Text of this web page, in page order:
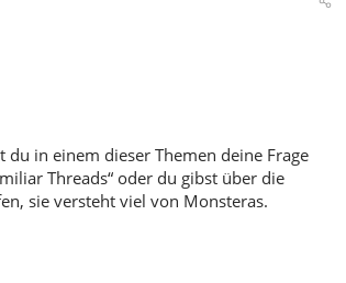
in einem dieser Themen deine Frage
Threads“ oder du gibst über die
sie versteht viel von Monsteras.